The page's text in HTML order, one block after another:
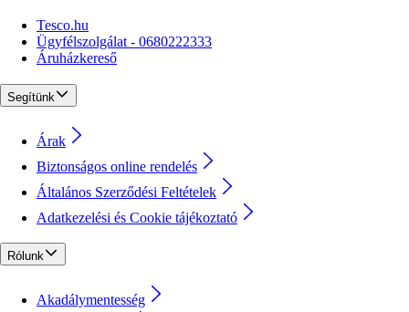
Tesco.hu
Ügyfélszolgálat - 0680222333
Áruházkereső
Segítünk
Árak
Biztonságos online rendelés
Általános Szerződési Feltételek
Adatkezelési és Cookie tájékoztató
Rólunk
Akadálymentesség